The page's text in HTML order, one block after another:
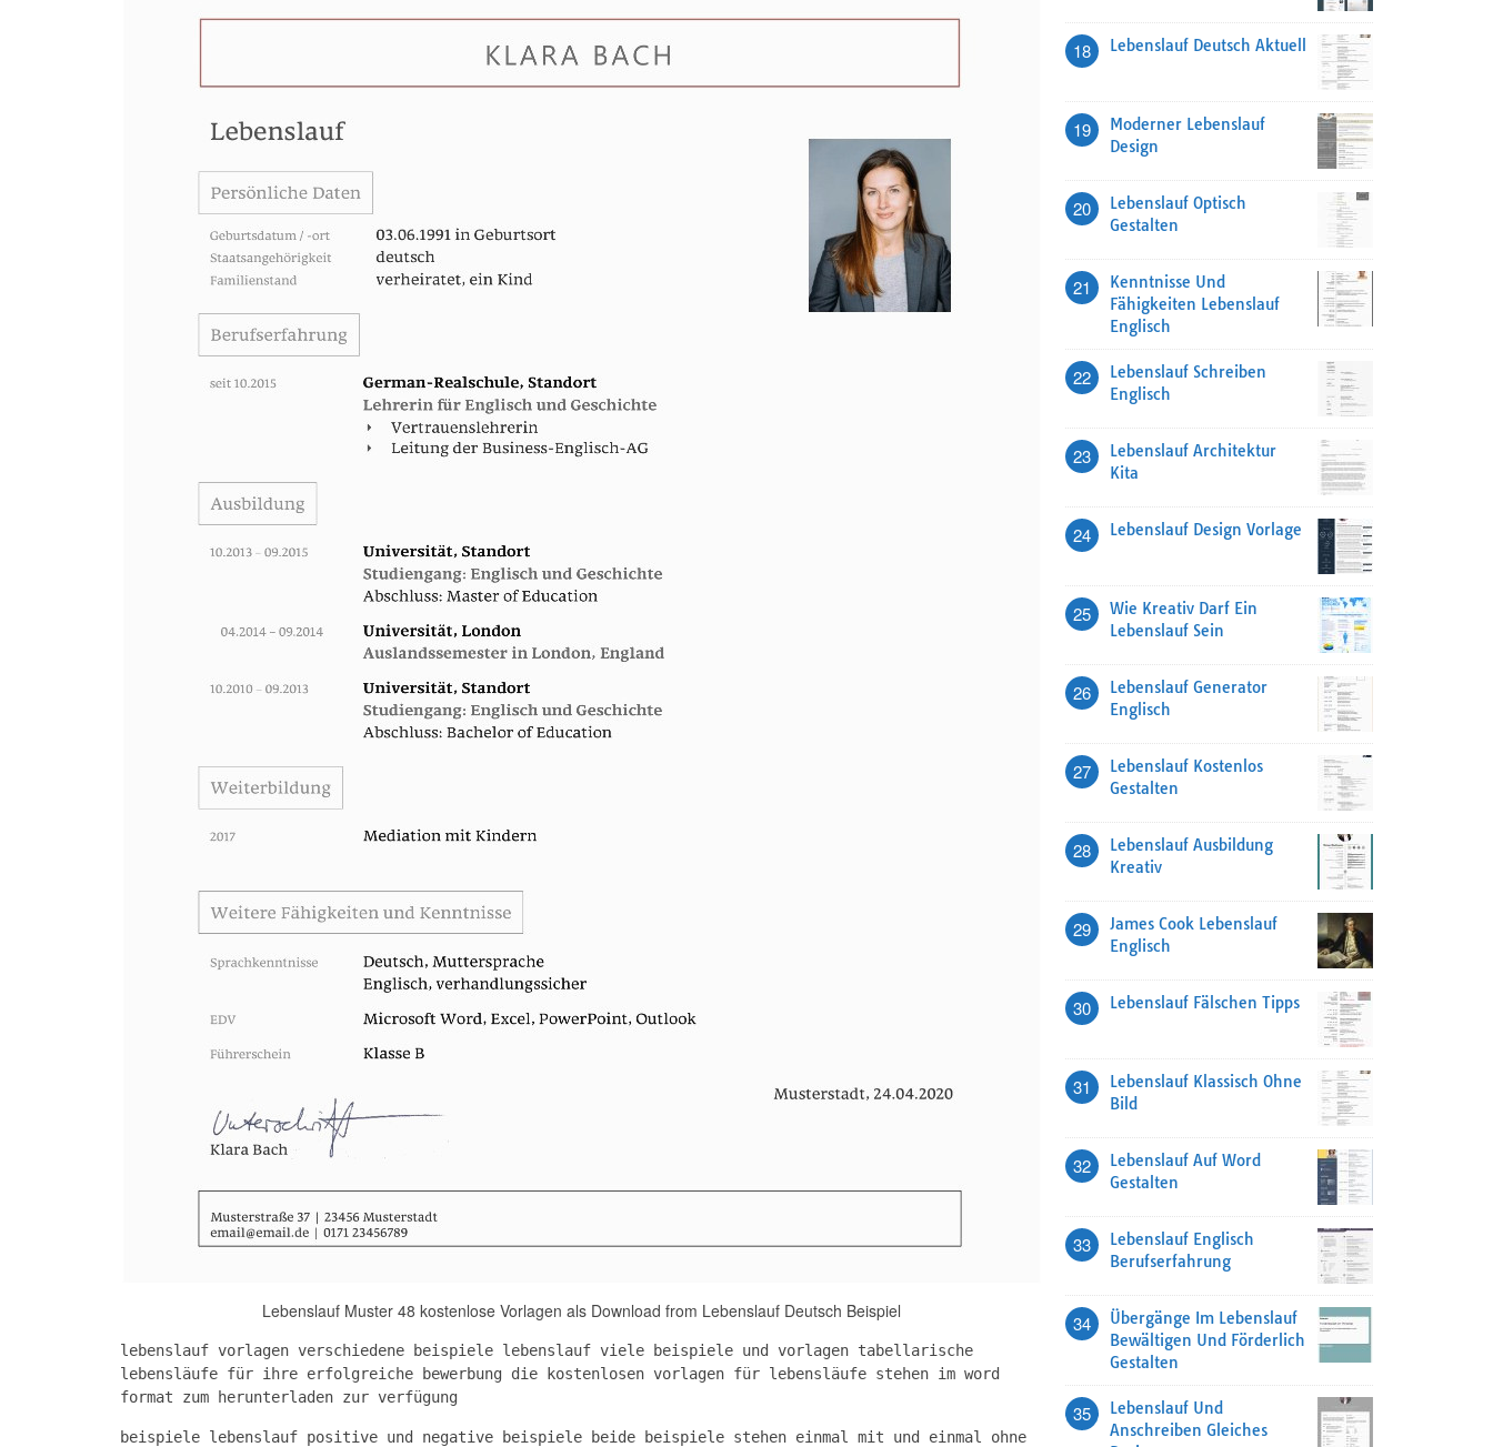
Lebenslauf Muster 48 kostenlose Vorlagen als Download from Lebenslauf Deutsch Beispiel
lebenslauf vorlagen verschiedene beispiele lebenslauf viele beispiele und vorlagen tabellarische
lebensläufe für ihre erfolgreiche bewerbung die kostenlosen vorlagen für lebensläufe stehen im word
format zum herunterladen zur verfügung
beispiele lebenslauf positive und negative beispiele beide beispiele stehen einmal mit und einmal ohne
18 Lebenslauf Deutsch Aktuell
19
Moderner Lebenslauf
Design
20
Lebenslauf Optisch
Gestalten
21
Kenntnisse Und
Fähigkeiten Lebenslauf
Englisch
22
Lebenslauf Schreiben
Englisch
23
Lebenslauf Architektur
Kita
24 Lebenslauf Design Vorlage
25
Wie Kreativ Darf Ein
Lebenslauf Sein
26
Lebenslauf Generator
Englisch
27
Lebenslauf Kostenlos
Gestalten
28
Lebenslauf Ausbildung
Kreativ
29
James Cook Lebenslauf
Englisch
30 Lebenslauf Fälschen Tipps
31
Lebenslauf Klassisch Ohne
Bild
32
Lebenslauf Auf Word
Gestalten
33
Lebenslauf Englisch
Berufserfahrung
34
Übergänge Im Lebenslauf
Bewältigen Und Förderlich
Gestalten
35
Lebenslauf Und
Anschreiben Gleiches